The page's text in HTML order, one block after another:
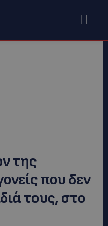
της
που δεν
τους, στο